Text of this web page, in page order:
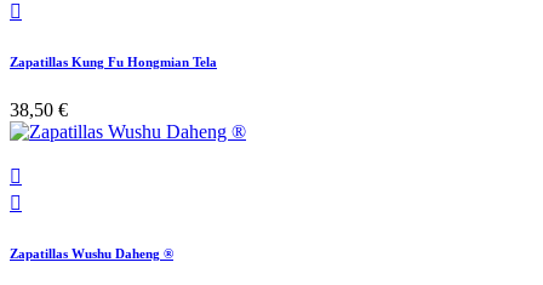

Zapatillas Kung Fu Hongmian Tela
38,50 €


Zapatillas Wushu Daheng ®